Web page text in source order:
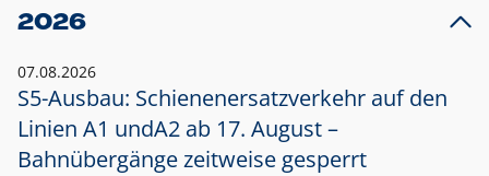
2026
07.08.2026
S5-Ausbau: Schienenersatzverkehr auf den
Linien A1 undA2 ab 17. August –
Bahnübergänge zeitweise gesperrt